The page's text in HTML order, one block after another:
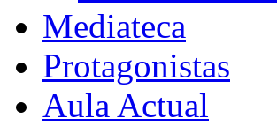
Mediateca
Protagonistas
Aula Actual